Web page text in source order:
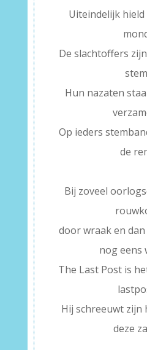
Uiteindelijk
De slachtoffers
Hun nazaten
Op ieders
de
Bij zoveel
door wraak en
nog eens
The Last Post is
Hij schreeuwt
deze